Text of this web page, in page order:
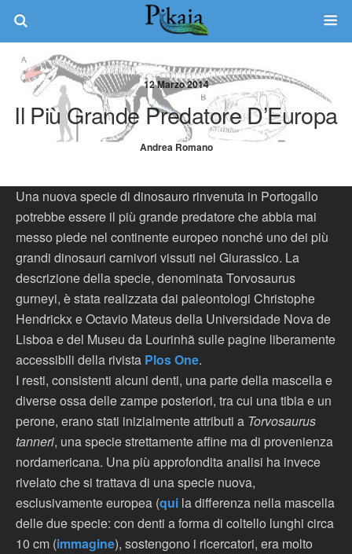
12 Marzo 2014
Il Più Grande Predatore D’Europa
Andrea Romano
Una nuova specie di dinosauro rinvenuta in Portogallo
potrebbe essere il più grande predatore che abbia mai
messo piede nel continente europeo nonché uno dei più
grandi dinosauri carnivori vissuti nel Giurassico. La
descrizione della specie, denominata Torvosaurus
gurneyi, è stata realizzata dai paleontologi Christophe
Hendrickx e Octavio Mateus della Universidade Nova de
Lisboa e del Museu da Lourinhã sulle pagine liberamente
accessibili della rivista Plos One.
I resti, consistenti alcuni denti, una parte della mascella e
diverse ossa delle zampe posteriori, tra cui una tibia e un
perone, erano stati inizialmente attributi a Torvosaurus
tanneri, una specie strettamente affine ma di provenienza
nordamericana. Una più approfondita analisi ha invece
rivelato che si trattava di una specie nuova,
esclusivamente europea (qui la differenza nella mascella
delle due specie: con denti a forma di coltello lunghi circa
10 cm (immagine), sostengono i ricercatori, era molto